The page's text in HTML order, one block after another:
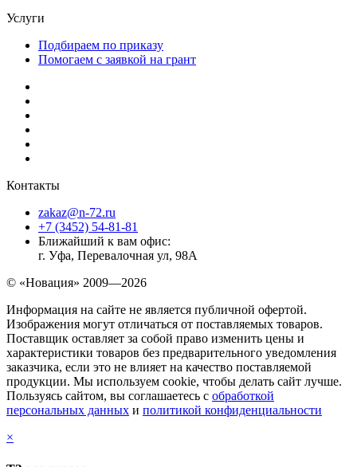
Услуги
Подбираем по приказу
Помогаем с заявкой на грант
Контакты
zakaz@n-72.ru
+7 (3452) 54-81-81
Ближайший к вам офис:
г. Уфа, Перевалочная ул, 98А
© «Новация» 2009—2026
Информация на сайте не является публичной офертой.
Изображения могут отличаться от поставляемых товаров.
Поставщик оставляет за собой право изменить цены и
характеристики товаров без предварительного уведомления
заказчика, если это не влияет на качество поставляемой
продукции. Мы используем cookie, чтобы делать сайт лучше.
Пользуясь сайтом, вы соглашаетесь с обработкой
персональных данных и политикой конфиденциальности
×